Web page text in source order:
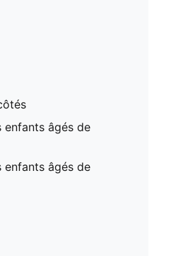
enfants âgés de
enfants âgés de